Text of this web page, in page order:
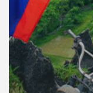
เกี่ยว
กับ